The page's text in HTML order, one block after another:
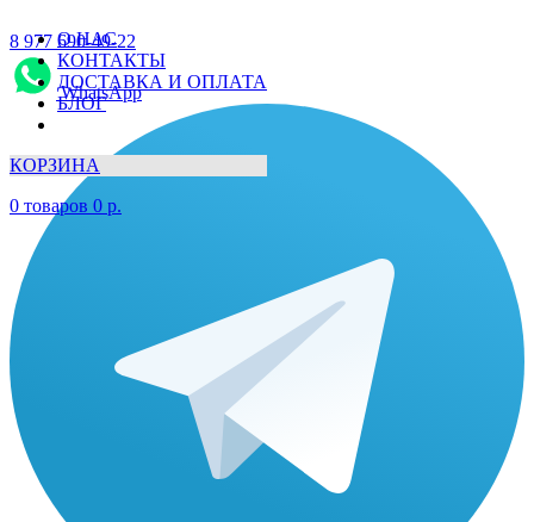
О НАС
КОНТАКТЫ
ДОСТАВКА И ОПЛАТА
БЛОГ
КОРЗИНА
0 товаров 0 р.
8 977 690-49-22
WhatsApp